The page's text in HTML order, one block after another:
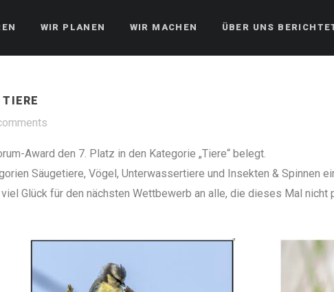
WIR PLANEN WIR MACHEN ÜBER UNS
Award den 7. Platz in den Kategorie „Tiere“ belegt.
Säugetiere, Vögel, Unterwassertiere und Insekten & Spinnen
Glück für den nächsten Wettbewerb an alle, die dieses Mal nicht